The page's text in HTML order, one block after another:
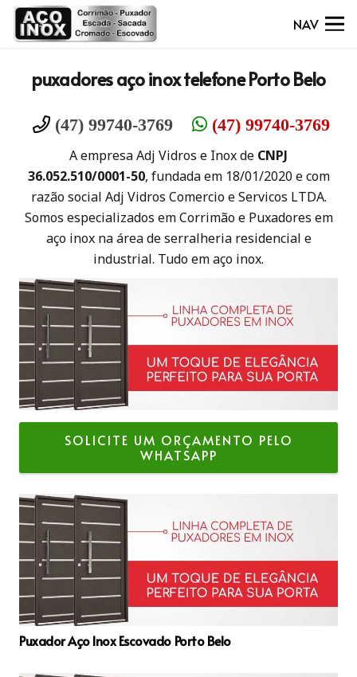
NAV
puxadores aço inox telefone Porto Belo
(47) 99740-3769 (47) 99740-3769
A empresa Adj Vidros e Inox de CNPJ
36.052.510/0001-50, fundada em 18/01/2020 e com
razão social Adj Vidros Comercio e Servicos LTDA.
Somos especializados em Corrimão e Puxadores em
aço inox na área de serralheria residencial e
industrial. Tudo em aço inox.
SOLICITE UM ORÇAMENTO PELO
WHATSAPP
Puxador Aço Inox Escovado Porto Belo